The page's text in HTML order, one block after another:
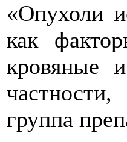
«Опухоли
как
кровяные
группа